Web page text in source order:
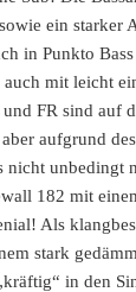
ein starker
in Punkto
mit leicht
FR sind auf
aufgrund
nicht unbedingt
182 mit
Als
stark
in den